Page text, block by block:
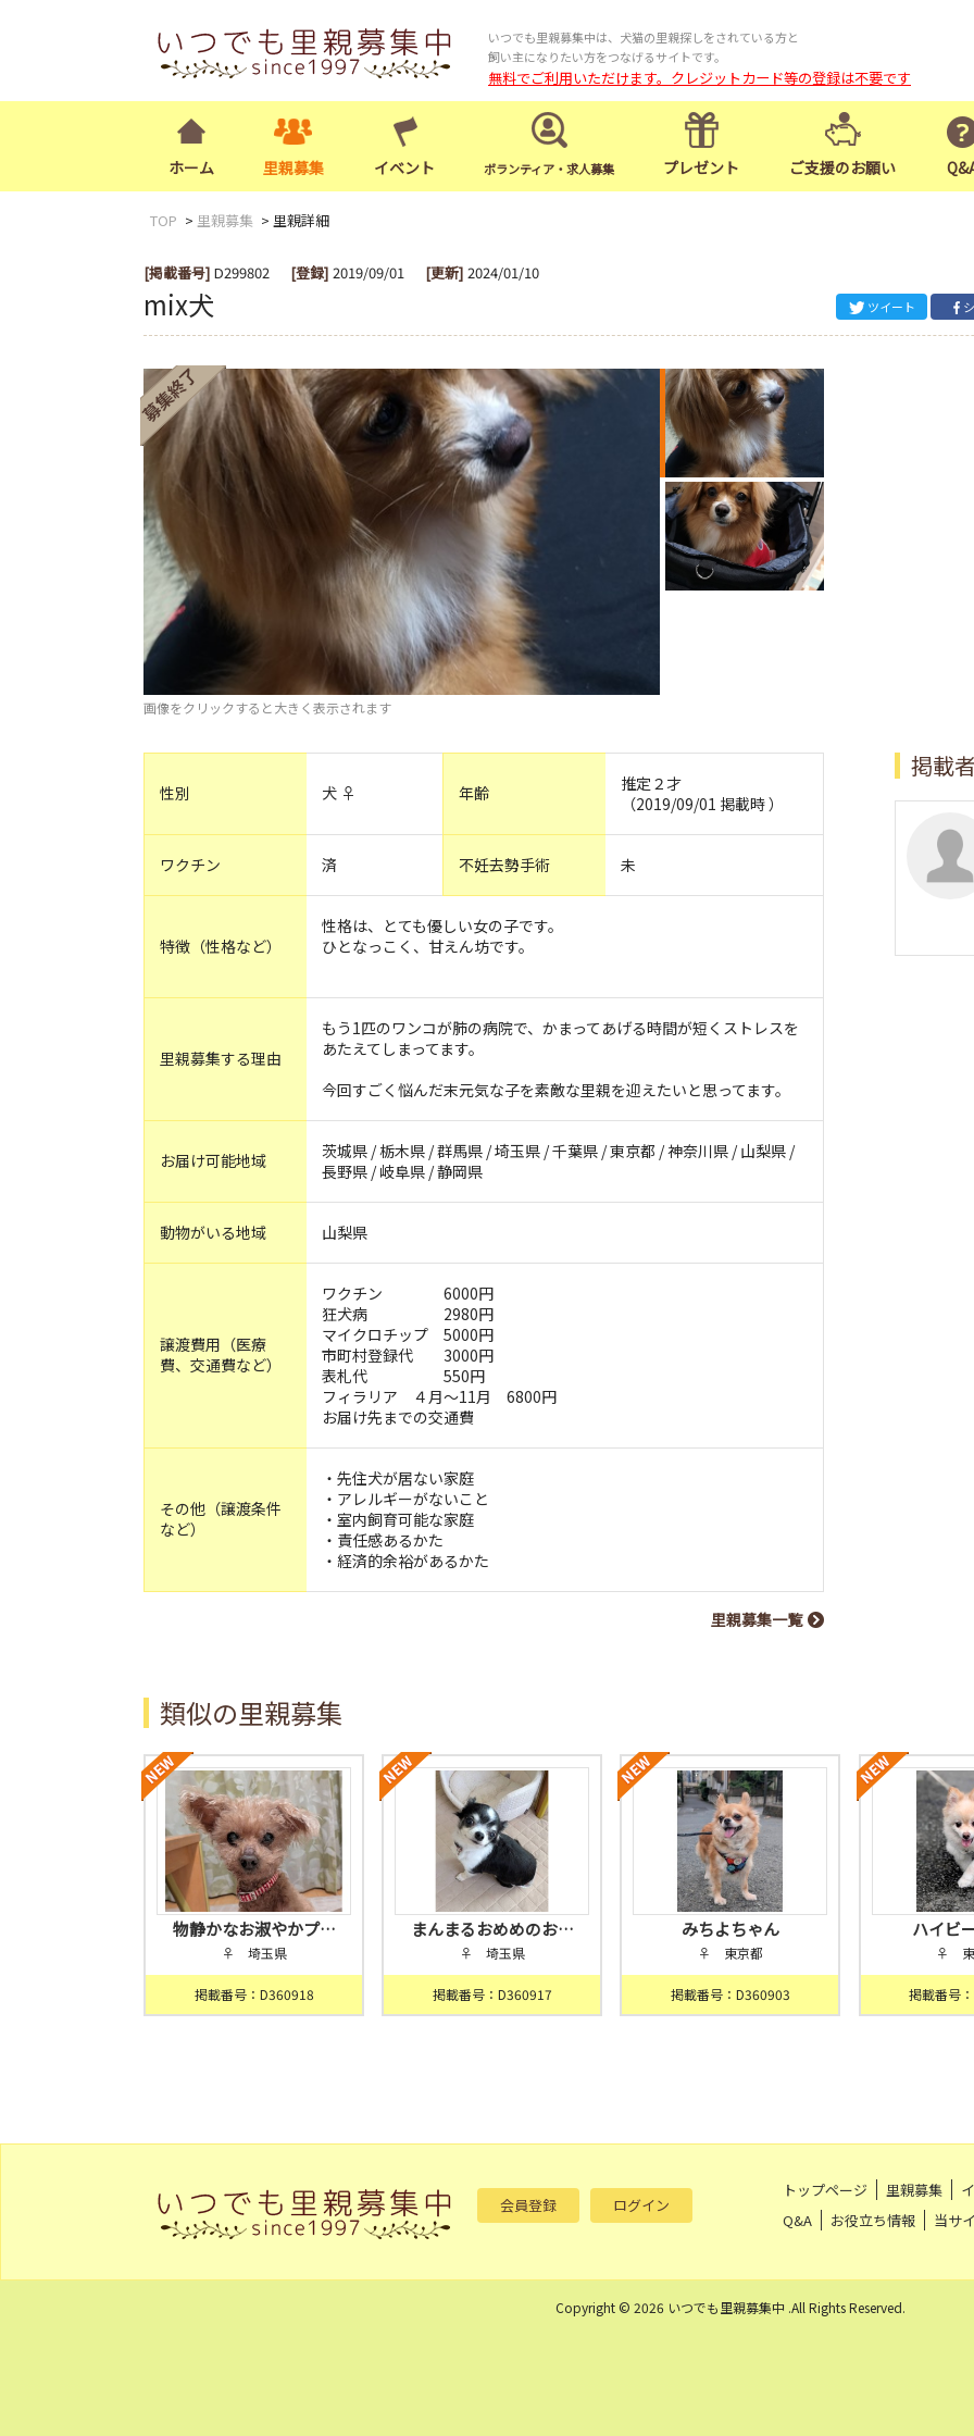
いつでも里親募集中は、犬猫の里親探しをされている方と
飼い主になりたい方をつなげるサイトです。
無料でご利用いただけます。クレジットカード等の登録は不要です
ホーム 里親募集 イベント ボランティア・求人募集 プレゼント ご支援のお願い
TOP 里親募集 里親詳細
[掲載番号] D299802 [登録] 2019/09/01 [更新] 2024/01/10
mix犬 ツイート
画像をクリックすると大きく表示されます
性別 犬 ♀ 年齢
推定２才
（2019/09/01 掲載時 ）
ワクチン 済 不妊去勢手術 未
特徴（性格など）
性格は、とても優しい女の子です。
ひとなっこく、甘えん坊です。
里親募集する理由
もう1匹のワンコが肺の病院で、かまってあげる時間が短くストレスを
あたえてしまってます。
今回すごく悩んだ末元気な子を素敵な里親を迎えたいと思ってます。
お届け可能地域
茨城県 / 栃木県 / 群馬県 / 埼玉県 / 千葉県 / 東京都 / 神奈川県 / 山梨県 /
長野県 / 岐阜県 / 静岡県
動物がいる地域 山梨県
譲渡費用（医療
費、交通費など）
ワクチン 6000円
狂犬病 2980円
マイクロチップ 5000円
市町村登録代 3000円
表札代 550円
フィラリア ４月～11月 6800円
お届け先までの交通費
その他（譲渡条件
など）
・先住犬が居ない家庭
・アレルギーがないこと
・室内飼育可能な家庭
・責任感あるかた
・経済的余裕があるかた
里親募集一覧
掲載者
類似の里親募集
物静かなお淑やかプ…
♀ 埼玉県
掲載番号：D360918
まんまるおめめのお…
♀ 埼玉県
掲載番号：D360917
みちよちゃん
♀ 東京都
掲載番号：D360903
ハイビ
♀ 東
掲載番号
会員登録 ログイン
トップページ 里親募集
Q&A
お役立ち情報 当サ
Copyright © 2026 いつでも里親募集中 .All Rights Reserved.